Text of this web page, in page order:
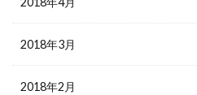
2018年3月
2018年2月